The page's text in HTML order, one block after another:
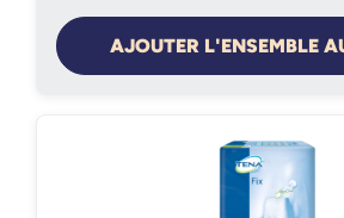
AJOUTER L'ENSEMBLE